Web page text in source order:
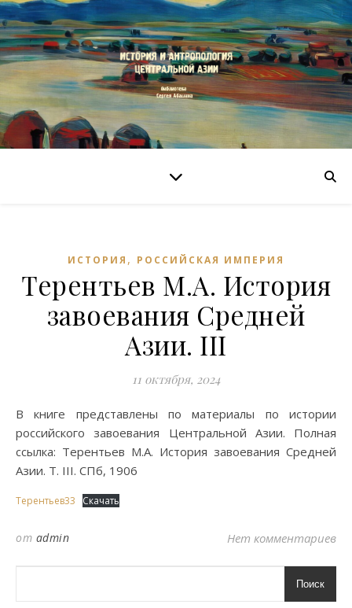
ИСТОРИЯ , РОССИЙСКАЯ ИМПЕРИЯ
Терентьев М.А. История
завоевания Средней
Азии. III
11 октября, 2024
В книге представлены по материалы по истории
российского завоевания Центральной Азии. Полная
ссылка: Терентьев М.А. История завоевания Средней
Азии. Т. III. СПб, 1906
Терентьев33 Скачать
от admin Нет комментариев
Поиск